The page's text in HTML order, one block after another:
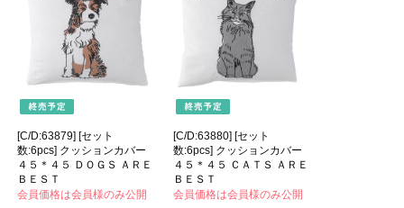
[C/D:63879] [セット
数:6pcs] クッションカバー
４５＊４５ ＤＯＧＳ ＡＲＥ
ＢＥＳＴ
会員価格は会員様のみ公開
[C/D:63880] [セット
数:6pcs] クッションカバー
４５＊４５ ＣＡＴＳ ＡＲＥ
ＢＥＳＴ
会員価格は会員様のみ公開